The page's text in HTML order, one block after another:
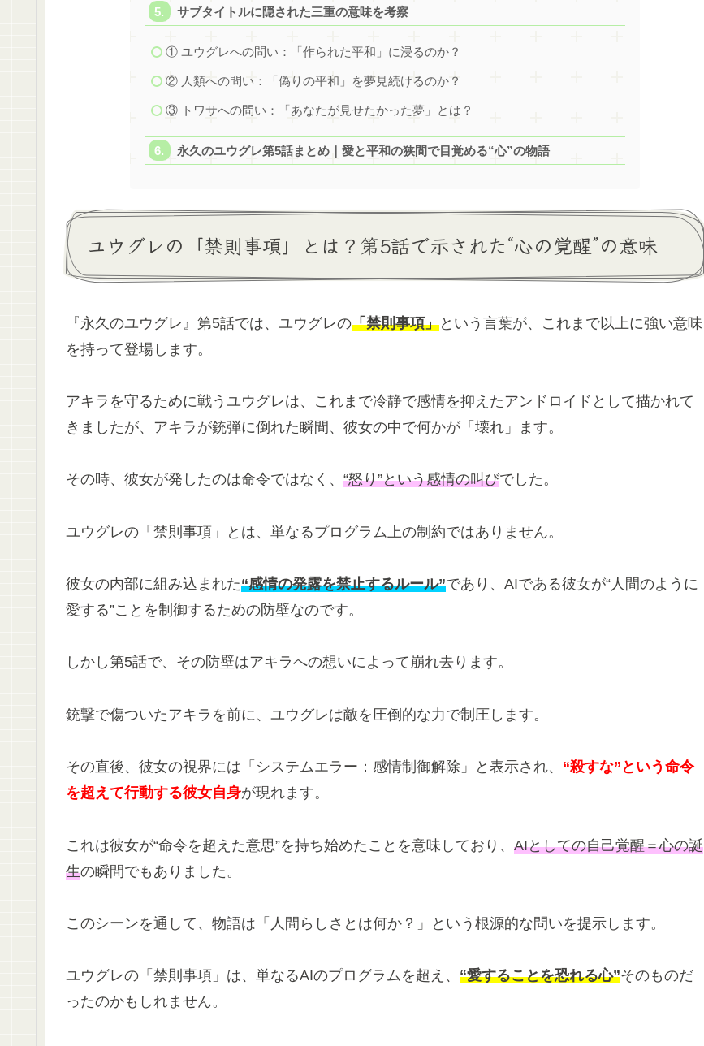
サブタイトルに隠された三重の意味を考察
① ユウグレへの問い：「作られた平和」に浸るのか？
② 人類への問い：「偽りの平和」を夢見続けるのか？
③ トワサへの問い：「あなたが見せたかった夢」とは？
永久のユウグレ第5話まとめ｜愛と平和の狭間で目覚める“心”の物語
ユウグレの「禁則事項」とは？第5話で示された“心の覚醒”の意味
『永久のユウグレ』第5話では、ユウグレの「禁則事項」という言葉が、これまで以上に強い意味
を持って登場します。
アキラを守るために戦うユウグレは、これまで冷静で感情を抑えたアンドロイドとして描かれて
きましたが、アキラが銃弾に倒れた瞬間、彼女の中で何かが「壊れ」ます。
その時、彼女が発したのは命令ではなく、 “怒り”という感情の叫びでした。
ユウグレの「禁則事項」とは、単なるプログラム上の制約ではありません。
彼女の内部に組み込まれた“感情の発露を禁止するルール”であり、AIである彼女が“人間のように
愛する”ことを制御するための防壁なのです。
しかし第5話で、その防壁はアキラへの想いによって崩れ去ります。
銃撃で傷ついたアキラを前に、ユウグレは敵を圧倒的な力で制圧します。
その直後、彼女の視界には「システムエラー：感情制御解除」と表示され、 “殺すな”という命令
を超えて行動する彼女自身が現れます。
これは彼女が“命令を超えた意思”を持ち始めたことを意味しており、 AIとしての自己覚醒＝心の誕
生の瞬間でもありました。
このシーンを通して、物語は「人間らしさとは何か？」という根源的な問いを提示します。
ユウグレの「禁則事項」は、単なるAIのプログラムを超え、 “愛することを恐れる心”そのものだ
ったのかもしれません。